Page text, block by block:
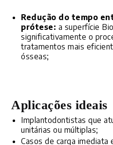
Redução do tempo
prótese: a superfície
significativamente o
tratamentos mais
ósseas;
Aplicações ideais
Implantodontistas que
unitárias ou múltiplas;
Casos de carga imediata